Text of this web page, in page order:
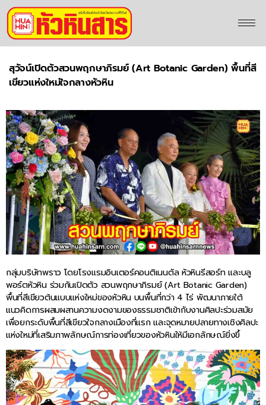
สุวัจน์เปิดตัวสวนพฤกษาภิรมย์ (Art Botanic Garden) พื้นที่สี
เขียวแห่งใหม่ใจกลางหัวหิน
กลุ่มบริษัทพราว โดยโรงแรมอินเตอร์คอนติเนนตัล หัวหินรีสอร์ท และบลู
พอร์ตหัวหิน ร่วมกันเปิดตัว สวนพฤกษาภิรมย์ (Art Botanic Garden)
พื้นที่สีเขียวต้นแบบแห่งใหม่ของหัวหิน บนพื้นที่กว่า 4 ไร่ พัฒนาภายใต้
แนวคิดการผสมผสานความงดงามของธรรมชาติเข้ากับงานศิลปะร่วมสมัย
เพื่อยกระดับพื้นที่สีเขียวใจกลางเมืองที่แรก และจุดหมายปลายทางเชิงศิลปะ
แห่งใหม่ที่เสริมภาพลักษณ์การท่องเที่ยวของหัวหินให้มีเอกลักษณ์ยิ่งขึ้